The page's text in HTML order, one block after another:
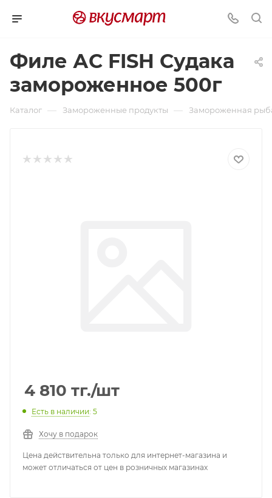
Филе АС FISH Судака
замороженное 500г
Каталог — Замороженные продукты — Замороженная
4 810 тг./шт
Есть в наличии: 5
Хочу в подарок
Цена действительна только для интернет-магазина и
может отличаться от цен в розничных магазинах